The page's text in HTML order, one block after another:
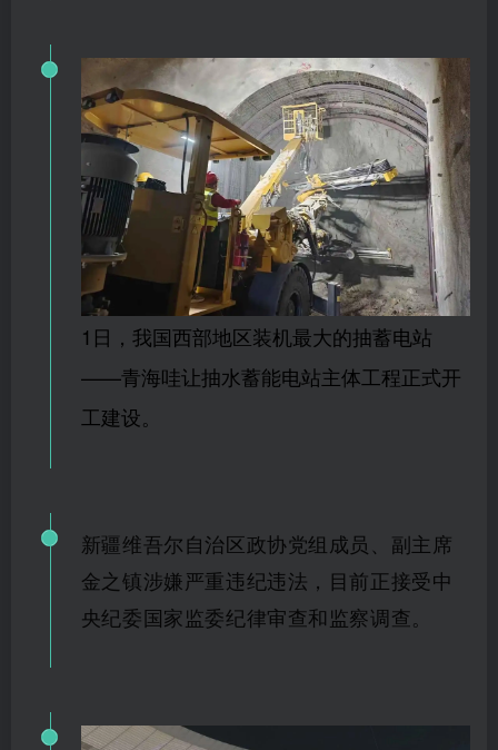
1日，我国西部地区装机最大的抽蓄电站
——青海哇让抽水蓄能电站主体工程正式开
工建设。
新疆维吾尔自治区政协党组成员、副主席
金之镇涉嫌严重违纪违法，目前正接受中
央纪委国家监委纪律审查和监察调查。